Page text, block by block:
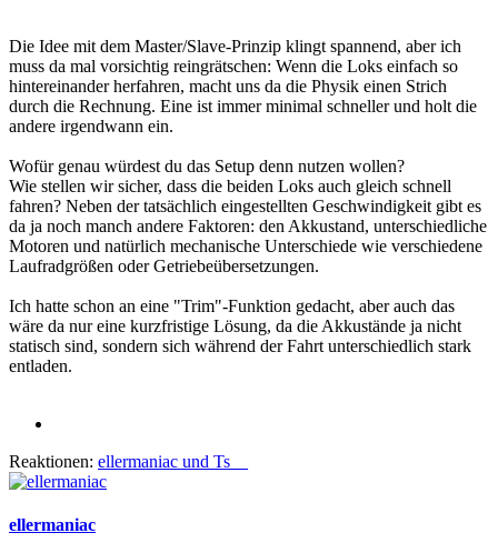
Die Idee mit dem Master/Slave-Prinzip klingt spannend, aber ich
muss da mal vorsichtig reingrätschen: Wenn die Loks einfach so
hintereinander herfahren, macht uns da die Physik einen Strich
durch die Rechnung. Eine ist immer minimal schneller und holt die
andere irgendwann ein.
Wofür genau würdest du das Setup denn nutzen wollen?
Wie stellen wir sicher, dass die beiden Loks auch gleich schnell
fahren? Neben der tatsächlich eingestellten Geschwindigkeit gibt es
da ja noch manch andere Faktoren: den Akkustand, unterschiedliche
Motoren und natürlich mechanische Unterschiede wie verschiedene
Laufradgrößen oder Getriebeübersetzungen.
Ich hatte schon an eine "Trim"-Funktion gedacht, aber auch das
wäre da nur eine kurzfristige Lösung, da die Akkustände ja nicht
statisch sind, sondern sich während der Fahrt unterschiedlich stark
entladen.
Reaktionen: ellermaniac und Ts__
ellermaniac